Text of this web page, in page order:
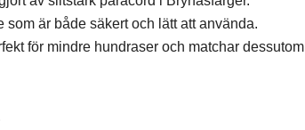
är både säkert och lätt att använda.
för mindre hundraser och matchar